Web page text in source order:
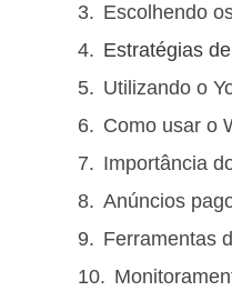
Escolhendo
Estratégias
Utilizando o
Como usar o
Importância
Anúncios
Ferramentas